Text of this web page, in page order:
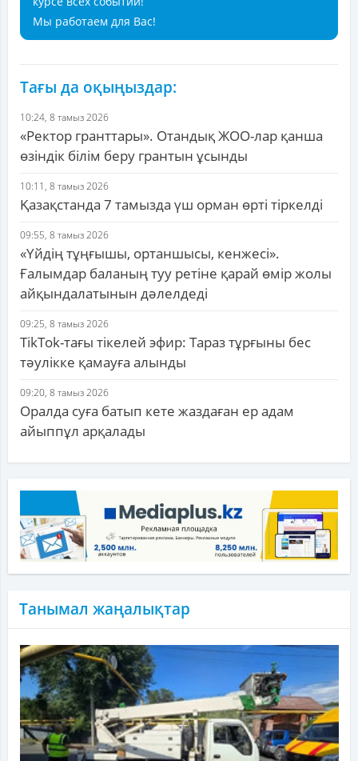
Мы работаем для Вас!
Тағы да оқыңыздар:
10:24, 8 тамыз 2026
«Ректор гранттары». Отандық ЖОО-лар қанша
өзіндік білім беру грантын ұсынды
10:11, 8 тамыз 2026
Қазақстанда 7 тамызда үш орман өрті тіркелді
09:55, 8 тамыз 2026
«Үйдің тұңғышы, ортаншысы, кенжесі».
Ғалымдар баланың туу ретіне қарай өмір жолы
айқындалатынын дәлелдеді
09:25, 8 тамыз 2026
TikTok-тағы тікелей эфир: Тараз тұрғыны бес
тәулікке қамауға алынды
09:20, 8 тамыз 2026
Оралда суға батып кете жаздаған ер адам
айыппұл арқалады
Танымал жаңалықтар